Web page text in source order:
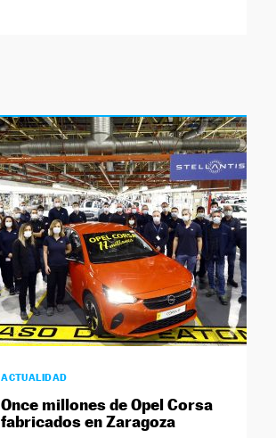
ACTUALIDAD
Once millones de Opel Corsa
fabricados en Zaragoza